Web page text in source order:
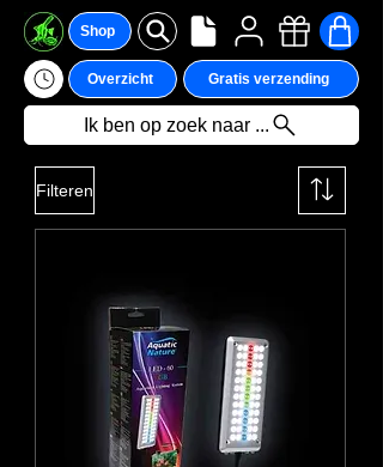
Shop
Overzicht Gratis verzending
Ik ben op zoek naar ...
We hebben momenteel
geen producten om
weer te geven.
Filteren